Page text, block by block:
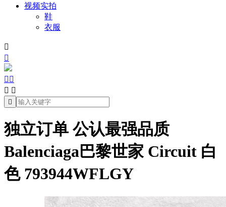
视频实拍
鞋
衣服


 
 

独立订单 公认最强品质
Balenciaga巴黎世家 Circuit 白
色 793944WFLGY